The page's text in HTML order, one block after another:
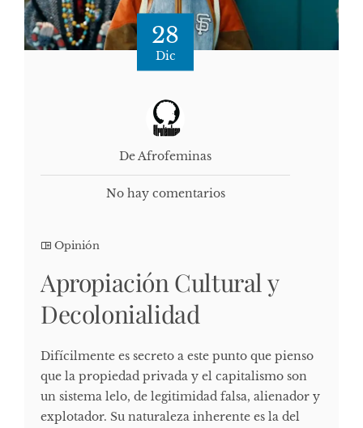
28
Dic
De Afrofeminas
No hay comentarios
Opinión
Apropiación Cultural y
Decolonialidad
Difícilmente es secreto a este punto que pienso
que la propiedad privada y el capitalismo son
un sistema lelo, de legitimidad falsa, alienador y
explotador. Su naturaleza inherente es la del